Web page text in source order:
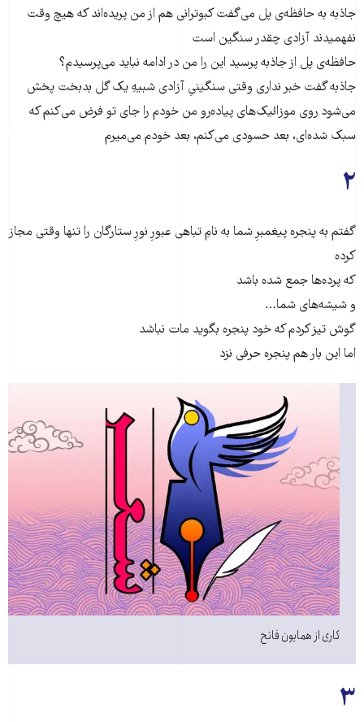
جاذبه به حافظه‌ی پل می‌گفت کبوترانی هم از من پریده‌اند که هیچ وقت
نفهمیدند آزادی چقدر سنگین است
حافظه‌ی پل از جاذبه پرسید این را من در ادامه نباید می‌پرسیدم؟
جاذبه گفت خبر نداری وقتی سنگینیِ آزادی شبیهِ یک گل بدبخت پخش
می‌شود روی موزائیک‌های پیاده‌رو من خودم را جای تو فرض می‌کنم که
سبک شده‌ای، بعد حسودی می‌کنم، بعد خودم می‌میرم
۲
گفتم به پنجره پیغمبرِ شما به نامِ تباهی عبورِ نورِ ستارگان را تنها وقتی مجاز
کرده
که پرده‌ها جمع شده باشد
و شیشه‌های شما…
گوش تیز کردم که خود پنجره بگوید مات نباشد
اما این بار هم پنجره حرفی نزد
کاری از همایون فاتح
۳